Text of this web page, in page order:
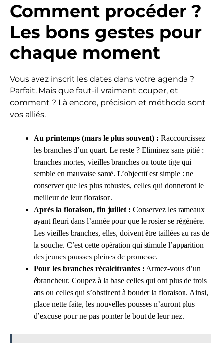
Comment procéder ?
Les bons gestes pour
chaque moment
Vous avez inscrit les dates dans votre agenda ?
Parfait. Mais que faut-il vraiment couper, et
comment ? Là encore, précision et méthode sont
vos alliés.
Au printemps (mars le plus souvent) : Raccourcissez
les branches d’un quart. Le reste ? Eliminez sans pitié :
branches mortes, vieilles branches ou toute tige qui
semble en mauvaise santé. L’objectif est simple : ne
conserver que les plus robustes, celles qui donneront le
meilleur de leur floraison.
Après la floraison, fin juillet : Conservez les rameaux
ayant fleuri dans l’année pour que le rosier se régénère.
Les vieilles branches, elles, doivent être taillées au ras de
la souche. C’est cette opération qui stimule l’apparition
des jeunes pousses pleines de promesse.
Pour les branches récalcitrantes : Armez-vous d’un
ébrancheur. Coupez à la base celles qui ont plus de trois
ans ou celles qui s’obstinent à bouder la floraison. Ainsi,
place nette faite, les nouvelles pousses n’auront plus
d’excuse pour ne pas pointer le bout de leur nez.